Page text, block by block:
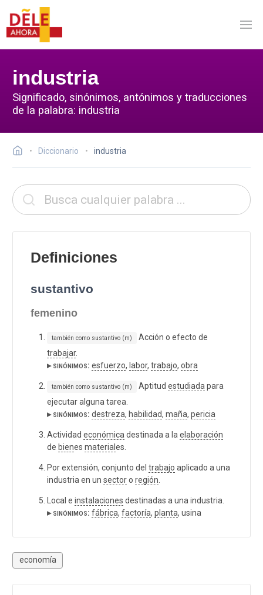
industria
Significado, sinónimos, antónimos y traducciones
de la palabra: industria
Diccionario industria
Definiciones
sustantivo
femenino
también como sustantivo (m)
Acción o efecto de
trabajar.
▸ sinónimos: esfuerzo, labor, trabajo, obra
también como sustantivo (m) Aptitud estudiada para
ejecutar alguna tarea.
▸ sinónimos: destreza, habilidad, maña, pericia
Actividad económica destinada a la elaboración
de bienes material es.
Por extensión, conjunto del trabajo aplicado a una
industria en un sectoro región
Local e instalaciones destinadas a una industria.
▸ sinónimos: fábrica, factoría, planta, usina
economía